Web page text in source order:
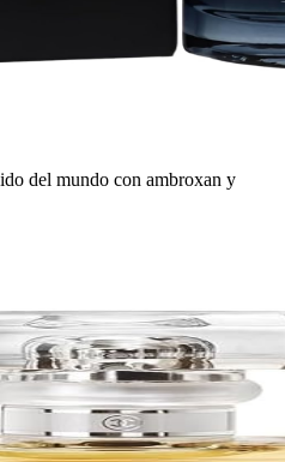
del mundo con ambroxan y